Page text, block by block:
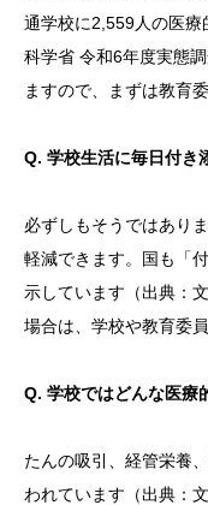
通学校に2,559人の医
科学省 令和6年度実態
ますので、まずは教育
Q. 学校生活に毎日付き
必ずしもそうではあり
軽減できます。国も「
示しています（出典：
場合は、学校や教育委
Q. 学校ではどんな医療
たんの吸引、経管栄養
われています（出典：